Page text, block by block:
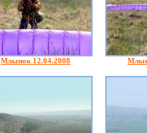
Млынок 12.04.2008